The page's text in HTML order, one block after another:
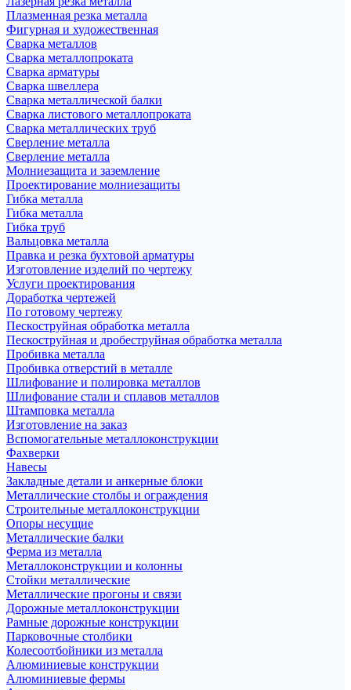
Плазменная резка металла
Фигурная и художественная
Сварка металлов
Сварка металлопроката
Сварка арматуры
Сварка швеллера
Сварка металлической балки
Сварка листового металлопроката
Сварка металлических труб
Сверление металла
Сверление металла
Молниезащита и заземление
Проектирование молниезащиты
Гибка металла
Гибка металла
Гибка труб
Вальцовка металла
Правка и резка бухтовой арматуры
Изготовление изделий по чертежу
Услуги проектирования
Доработка чертежей
По готовому чертежу
Пескоструйная обработка металла
Пескоструйная и дробеструйная обработка металла
Пробивка металла
Пробивка отверстий в металле
Шлифование и полировка металлов
Шлифование стали и сплавов металлов
Штамповка металла
Изготовление на заказ
Вспомогательные металлоконструкции
Фахверки
Навесы
Закладные детали и анкерные блоки
Металлические столбы и ограждения
Строительные металлоконструкции
Опоры несущие
Металлические балки
Ферма из металла
Металлоконструкции и колонны
Стойки металлические
Металлические прогоны и связи
Дорожные металлоконструкции
Рамные дорожные конструкции
Парковочные столбики
Колесоотбойники из металла
Алюминиевые конструкции
Алюминиевые фермы